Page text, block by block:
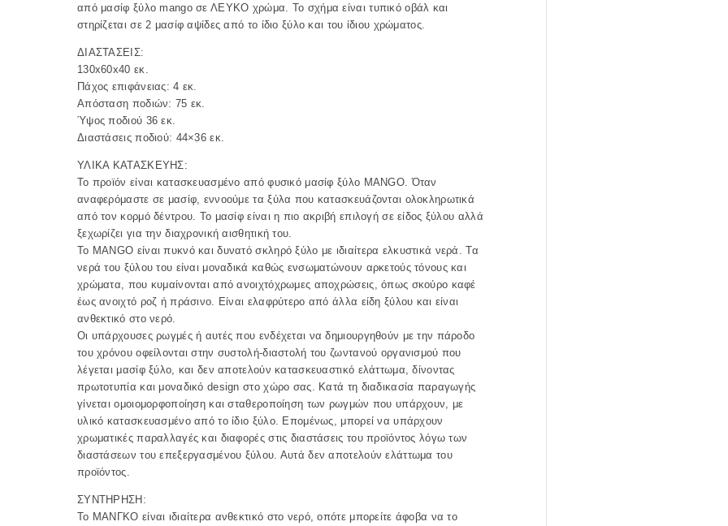
από μασίφ ξύλο mango σε ΛΕΥΚΟ χρώμα. To σχήμα είναι τυπικό οβάλ και
στηρίζεται σε 2 μασίφ αψίδες από το ίδιο ξύλο και του ίδιου χρώματος.
ΔΙΑΣΤΑΣΕΙΣ:
130x60x40 εκ.
Πάχος επιφάνειας: 4 εκ.
Απόσταση ποδιών: 75 εκ.
Ύψος ποδιού 36 εκ.
Διαστάσεις ποδιού: 44×36 εκ.
ΥΛΙΚΑ ΚΑΤΑΣΚΕΥΗΣ:
Το προϊόν είναι κατασκευασμένο από φυσικό μασίφ ξύλο MANGO. Όταν
αναφερόμαστε σε μασίφ, εννοούμε τα ξύλα που κατασκευάζονται ολοκληρωτικά
από τον κορμό δέντρου. Το μασίφ είναι η πιο ακριβή επιλογή σε είδος ξύλου αλλά
ξεχωρίζει για την διαχρονική αισθητική του.
Το MANGO είναι πυκνό και δυνατό σκληρό ξύλο με ιδιαίτερα ελκυστικά νερά. Τα
νερά του ξύλου του είναι μοναδικά καθώς ενσωματώνουν αρκετούς τόνους και
χρώματα, που κυμαίνονται από ανοιχτόχρωμες αποχρώσεις, όπως σκούρο καφέ
έως ανοιχτό ροζ ή πράσινο. Είναι ελαφρύτερο από άλλα είδη ξύλου και είναι
ανθεκτικό στο νερό.
Οι υπάρχουσες ρωγμές ή αυτές που ενδέχεται να δημιουργηθούν με την πάροδο
του χρόνου οφείλονται στην συστολή-διαστολή του ζωντανού οργανισμού που
λέγεται μασίφ ξύλο, και δεν αποτελούν κατασκευαστικό ελάττωμα, δίνοντας
πρωτοτυπία και μοναδικό design στο χώρο σας. Κατά τη διαδικασία παραγωγής
γίνεται ομοιομορφοποίηση και σταθεροποίηση των ρωγμών που υπάρχουν, με
υλικό κατασκευασμένο από το ίδιο ξύλο. Επομένως, μπορεί να υπάρχουν
χρωματικές παραλλαγές και διαφορές στις διαστάσεις του προϊόντος λόγω των
διαστάσεων του επεξεργασμένου ξύλου. Αυτά δεν αποτελούν ελάττωμα του
προϊόντος.
ΣΥΝΤΗΡΗΣΗ:
Το ΜΑΝΓΚΟ είναι ιδιαίτερα ανθεκτικό στο νερό, οπότε μπορείτε άφοβα να το